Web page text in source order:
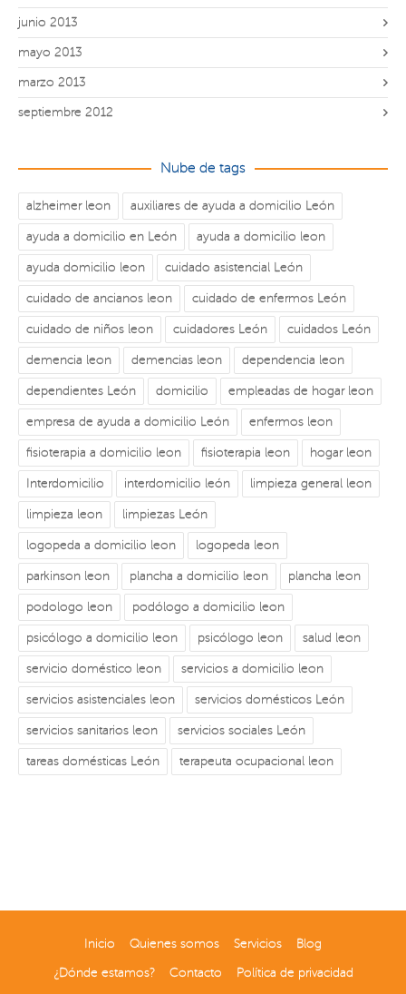
junio 2013
mayo 2013
marzo 2013
septiembre 2012
Nube de tags
alzheimer leon auxiliares de ayuda a domicilio León
ayuda a domicilio en León ayuda a domicilio leon
ayuda domicilio leon cuidado asistencial León
cuidado de ancianos leon cuidado de enfermos León
cuidado de niños leon cuidadores León cuidados León
demencia leon demencias leon dependencia leon
dependientes León domicilio empleadas de hogar leon
empresa de ayuda a domicilio León enfermos leon
fisioterapia a domicilio leon fisioterapia leon hogar leon
Interdomicilio interdomicilio león limpieza general leon
limpieza leon limpiezas León
logopeda a domicilio leon logopeda leon
parkinson leon plancha a domicilio leon plancha leon
podologo leon podólogo a domicilio leon
psicólogo a domicilio leon psicólogo leon salud leon
servicio doméstico leon servicios a domicilio leon
servicios asistenciales leon servicios domésticos León
servicios sanitarios leon servicios sociales León
tareas domésticas León terapeuta ocupacional leon
Inicio Quienes somos Servicios Blog
¿Dónde estamos? Contacto Política de privacidad